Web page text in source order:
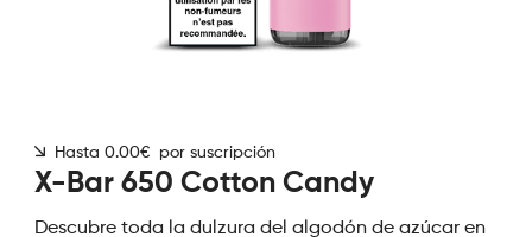
Hasta 0.00€ por suscripción
X-Bar 650 Cotton Candy
Descubre toda la dulzura del algodón de azúcar en